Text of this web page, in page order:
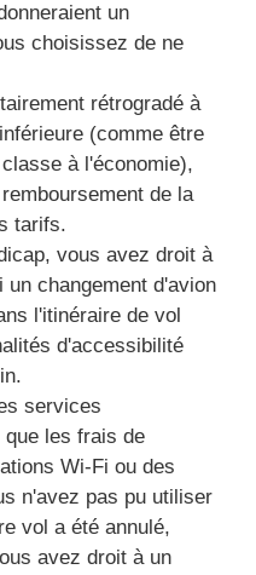
un
choisissez de ne
rétrogradé à
(comme être
à l'économie),
de la
tarifs.
vous avez droit à
un changement d'avion
l'itinéraire de vol
d'accessibilité
services
les frais de
Wi-Fi ou des
n'avez pas pu utiliser
vol a été annulé,
avez droit à un